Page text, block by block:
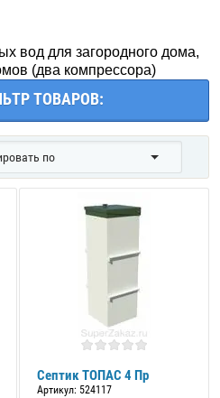
вод для загородного дома,
(два компрессора)
по
ТОВАРОВ:
Септик ТОПАС 4 Пр
Артикул: 524117